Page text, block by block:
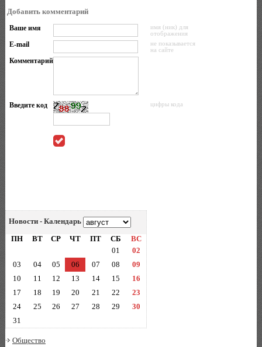
Добавить комментарий
Ваше имя
имя (ник) для
отображения
E-mail
не показывается
на сайте
Комментарий
Введите код цифры кода
Новости - Календарь
ПН
ВТ СР ЧТ ПТ СБ
ВС
01
02
03
04 05 06 07 08
09
10
11 12 13 14 15
16
17
18 19 20 21 22
23
24
25 26 27 28 29
30
31
Общество